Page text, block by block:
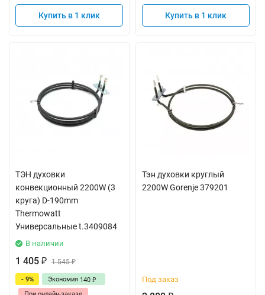
Купить в 1 клик Купить в 1 клик
ТЭН духовки
конвекционный 2200W (3
круга) D-190mm
Thermowatt
Универсальные t.3409084
В наличии
1 405 ₽ 1 545₽
- 9% Экономия 140 ₽
Тэн духовки круглый
2200W Gorenje 379201
Под заказ